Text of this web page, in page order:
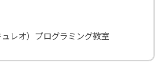
レオ）プログラミング教室